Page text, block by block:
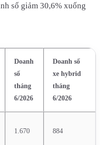
số giảm 30,6% xuống
Doanh
số
tháng
6/2026
Doanh số
xe hybrid
tháng
6/2026
1.670 884